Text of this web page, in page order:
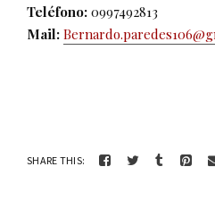
Teléfono: 0997492813
Mail:
SHARE THIS: